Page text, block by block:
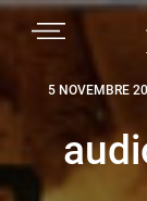
Passa
primaria
Passa
principale
Passa
di
5 NOVEMBRE